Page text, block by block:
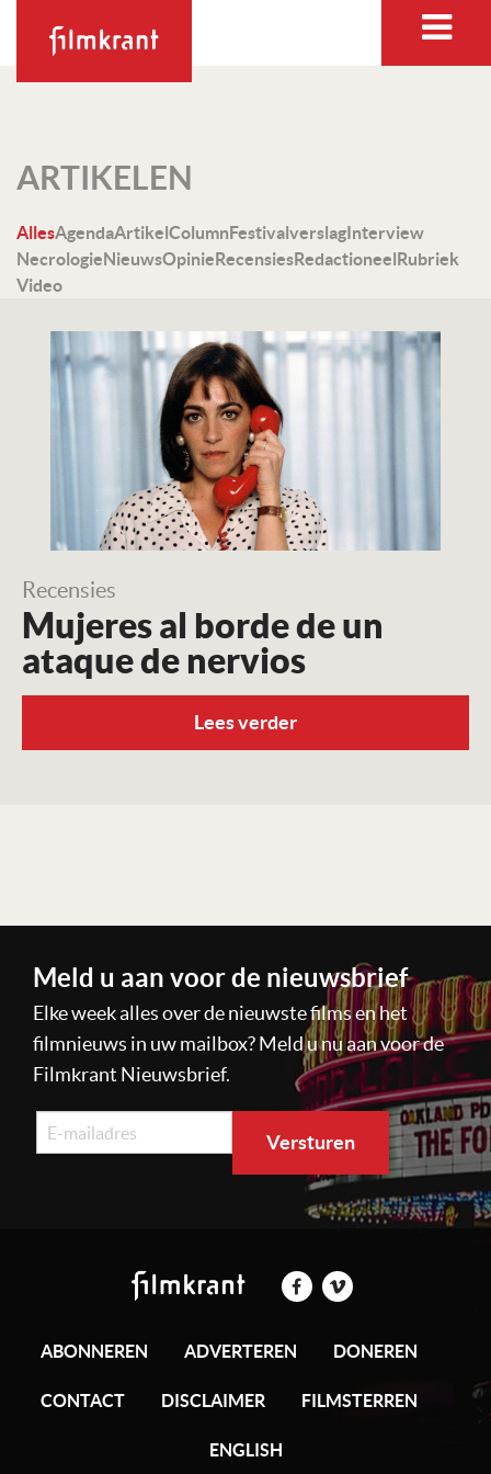
ARTIKELEN
AllesAgendaArtikelColumnFestivalverslagInterview
NecrologieNieuwsOpinieRecensiesRedactioneelRubriek
Video
Recensies
Mujeres al borde de un
ataque de nervios
Lees verder
Meld u aan voor de nieuwsbrief
Elke week alles over de nieuwste films en het
filmnieuws in uw mailbox? Meld u nu aan voor de
Filmkrant Nieuwsbrief.
ABONNEREN ADVERTEREN DONEREN
CONTACT DISCLAIMER FILMSTERREN
ENGLISH